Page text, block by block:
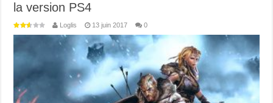
la version PS4
Loglis 13 juin 2017 0